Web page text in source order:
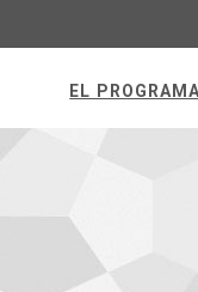
EL PROGRAMA